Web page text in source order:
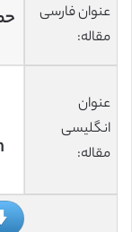
عنوان فارسی
مقاله:
عنوان
انگلیسی
مقاله: